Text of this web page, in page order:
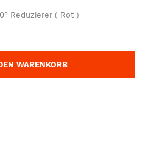
Reduzierer ( Rot )
WARENKORB